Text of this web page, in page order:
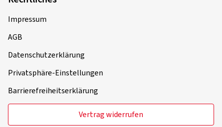
Impressum
AGB
Datenschutzerklärung
Privatsphäre-Einstellungen
Barrierefreiheitserklärung
Vertrag widerrufen